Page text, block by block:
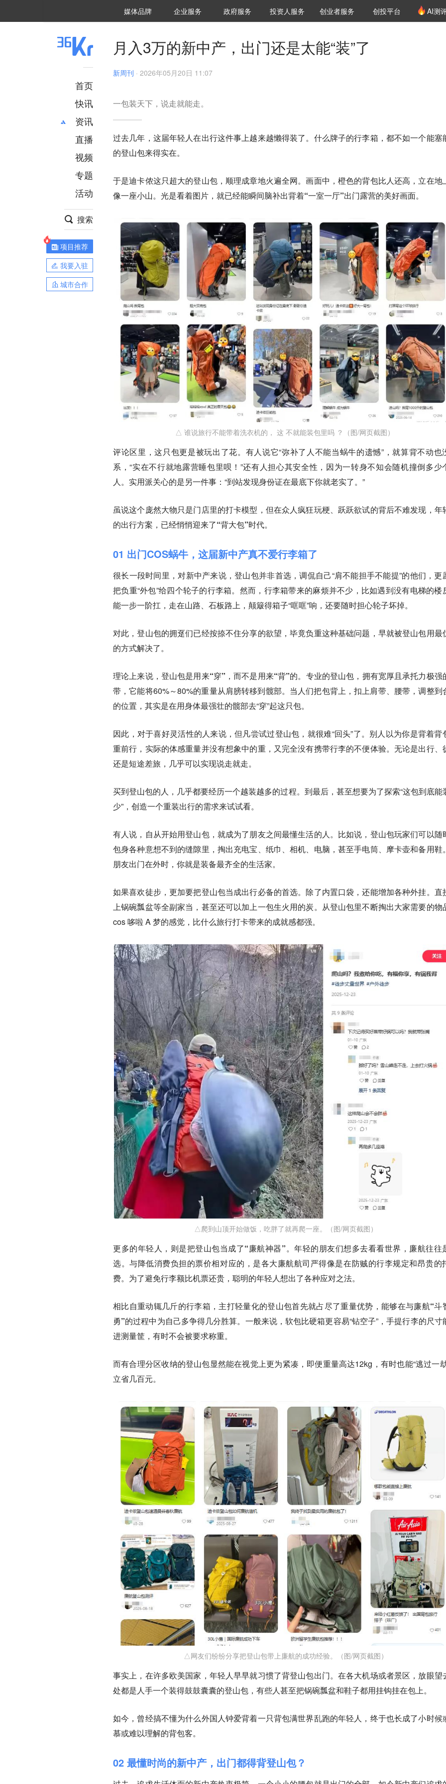
媒体品牌 36Kr研究院
企业服务 城市之窗
政府服务 VClub投资机构库
投资机构职位推介
投资人服务 创投氪堂
创业者服务 创投平台 AI测
首页
快讯
资讯
推荐
财经
项目推荐
安徽
直播
视频
专题
活动
搜索
项目推荐
我要入驻
城市合作
月入3万的新中产，出门还是太能“装”了
新周刊 · 2026年05月20日 11:07
一包装天下，说走就能走。
过去几年，这届年轻人在出行这件事上越来越懒得装了。什么牌子的行李箱，都不如一个能塞
的登山包来得实在。
于是迪卡侬这只超大的登山包，顺理成章地火遍全网。画面中，橙色的背包比人还高，立在地
像一座小山。 光是看着图片，就已经能瞬间脑补出背着“一室一厅”出门露营的美好画面。
△ 谁说旅行不能带着洗衣机的， 这 不就能装包里吗 ？（图/网页截图）
评论区里，这只包更是被玩出了花。有人说它“弥补了人不能当蜗牛的遗憾”，就算背不动也
系，“实在不行就地露营睡包里呗！”还有人担心其安全性，因为一转身不知会随机撞倒多少
人。实用派关心的是另一件事：“到站发现身份证在最底下你就老实了。”
虽说这个庞然大物只是门店里的打卡模型，但在众人疯狂玩梗、跃跃欲试的背后不难发现， 年
的出行方案，已经悄悄迎来了“背大包”时代。
01 出门COS蜗牛，这届新中产真不爱行李箱了
很长一段时间里，对新中产来说，登山包并非首选，调侃自己“肩不能担手不能提”的他们，更
把负重“外包”给四个轮子的行李箱。然而，行李箱带来的麻烦并不少，比如遇到没有电梯的楼
能一步一阶扛，走在山路、石板路上，颠簸得箱子“哐哐”响，还要随时担心轮子坏掉。
对此，登山包的拥趸们已经按捺不住分享的欲望，毕竟负重这种基础问题，早就被登山包用最
的方式解决了。
理论上来说，登山包是用来“穿”，而不是用来“背”的。 专业的登山包，拥有宽厚且承托力极强
带，它能将60%～80%的重量从肩膀转移到髋部。当人们把包背上，扣上肩带、腰带，调整到
的位置，其实是在用身体最强壮的髋部去“穿”起这只包。
因此，对于喜好灵活性的人来说，但凡尝试过登山包，就很难“回头”了。别人以为你是背着背
重前行，实际的体感重量并没有想象中的重，又完全没有携带行李的不便体验。无论是出行、
还是短途差旅，几乎可以实现说走就走。
买到登山包的人，几乎都要经历一个越装越多的过程。到最后，甚至想要为了探索“这包到底能
少”，创造一个重装出行的需求来试试看。
有人说，自从开始用登山包，就成为了朋友之间最懂生活的人。 比如说，登山包玩家们可以随
包身各种意想不到的缝隙里，掏出充电宝、纸巾、相机、电脑，甚至手电筒、摩卡壶和备用鞋
朋友出门在外时，你就是装备最齐全的生活家。
如果喜欢徒步，更加要把登山包当成出行必备的首选。除了内置口袋，还能增加各种外挂。直
上锅碗瓢盆等全副家当，甚至还可以加上一包生火用的炭。从登山包里不断掏出大家需要的物
cos 哆啦 A 梦的感觉，比什么旅行打卡带来的成就感都强。
△爬到山顶开始做饭，吃胖了就再爬一座。（图/网页截图）
更多的年轻人，则是把登山包当成了“廉航神器”。年轻的朋友们想多去看看世界，廉航往往
选。与降低消费负担的票价相对应的，是各大廉航航司严得像是在防贼的行李规定和昂贵的
费。为了避免行李额比机票还贵，聪明的年轻人想出了各种应对之法。
相比自重动辄几斤的行李箱，主打轻量化的登山包首先就占尽了重量优势，能够在与廉航“斗
勇”的过程中为自己多争得几分胜算。 一般来说，软包比硬箱更容易“钻空子”，手提行李的尺寸
进测量筐，有时不会被要求称重。
而有合理分区收纳的登山包显然能在视觉上更为紧凑，即便重量高达12kg，有时也能“逃过一
立省几百元。
△网友们纷纷分享把登山包带上廉航的成功经验。（图/网页截图）
事实上，在许多欧美国家，年轻人早早就习惯了背登山包出门。在各大机场或者景区，放眼望
处都是人手一个装得鼓鼓囊囊的登山包，有些人甚至把锅碗瓢盆和鞋子都用挂钩挂在包上。
如今，曾经搞不懂为什么外国人钟爱背着一只背包满世界乱跑的年轻人，终于也长成了小时候
慕或难以理解的背包客。
02 最懂时尚的新中产，出门都得背登山包？